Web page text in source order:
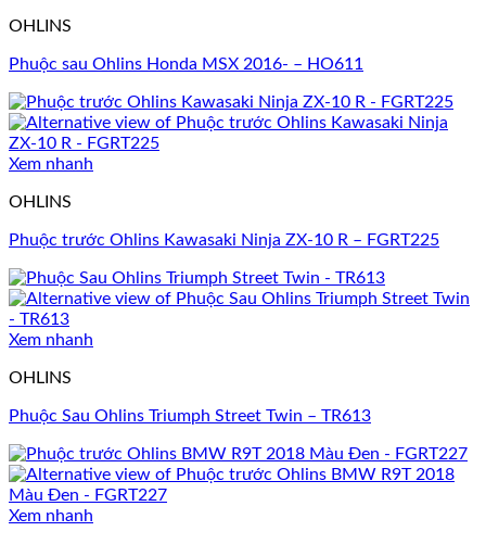
OHLINS
Phuộc sau Ohlins Honda MSX 2016- – HO611
Xem nhanh
OHLINS
Phuộc trước Ohlins Kawasaki Ninja ZX-10 R – FGRT225
Xem nhanh
OHLINS
Phuộc Sau Ohlins Triumph Street Twin – TR613
Xem nhanh